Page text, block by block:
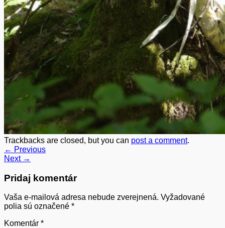
Trackbacks are closed, but you can post a comment.
← Previous
Next →
Pridaj komentár
Vaša e-mailová adresa nebude zverejnená. Vyžadované
polia sú označené *
Komentár *